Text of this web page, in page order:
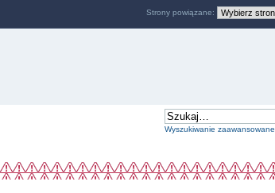
Wyszukiwanie zaawansowane
Strony powiązane: